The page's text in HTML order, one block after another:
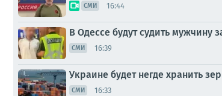
СМИ 16:44
В Одессе будут судить мужчину
СМИ 16:39
Украине будет негде хранить
СМИ 16:33